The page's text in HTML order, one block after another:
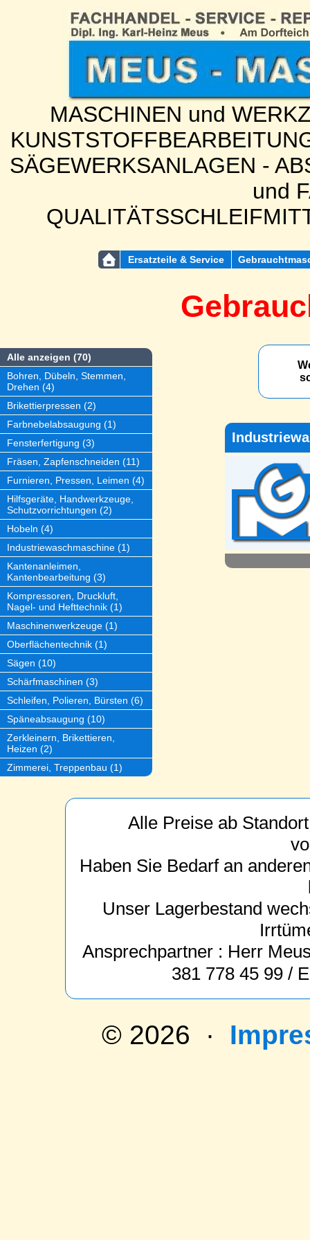
MASCHINEN und
SÄGEWERKSANLAGEN -
und
Ersatzteile & Service
Alle anzeigen (70)
Bohren, Dübeln, Stemmen,
Drehen (4)
Brikettierpressen (2)
Farbnebelabsaugung (1)
Fensterfertigung (3)
Fräsen, Zapfenschneiden (11)
Furnieren, Pressen, Leimen (4)
Hilfsgeräte, Handwerkzeuge,
Schutzvorrichtungen (2)
Hobeln (4)
Industriewaschmaschine (1)
Kantenanleimen,
Kantenbearbeitung (3)
Kompressoren, Druckluft,
Nagel- und Hefttechnik (1)
Maschinenwerkzeuge (1)
Oberflächentechnik (1)
Sägen (10)
Schärfmaschinen (3)
Schleifen, Polieren, Bürsten (6)
Späneabsaugung (10)
Zerkleinern, Brikettieren,
Heizen (2)
Zimmerei, Treppenbau (1)
Alle Preise ab
Haben Sie Bedarf an
Unser Lagerbestand
Ansprechpartner : Herr
381 778 45 99 /
© 2026 ·